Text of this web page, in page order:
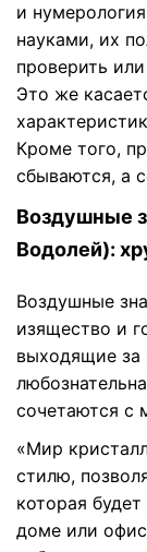
и
науками, их
проверить
Это же
Кроме того,
сбываются, а
Воздушные
Водолей):
Воздушные
изящество и
выходящие за
сочетаются с
«Мир
стилю,
которая
доме или